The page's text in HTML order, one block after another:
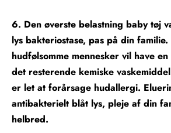
6. Den øverste belastning baby tøj
lys bakteriostase, pas på din
hudfølsomme mennesker vil have
det resterende kemiske
er let at forårsage hudallergi.
antibakterielt blåt lys, pleje af din
helbred.